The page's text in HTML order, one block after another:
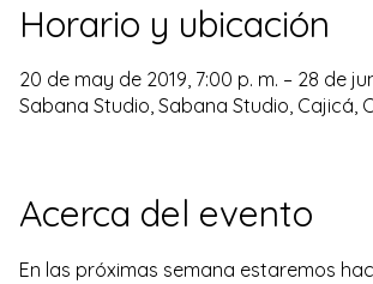
Horario y ubicación
20 de may de 2019, 7:00 p. m. – 28 de
Sabana Studio, Sabana Studio, Cajicá,
Acerca del evento
En las próximas semana estaremos